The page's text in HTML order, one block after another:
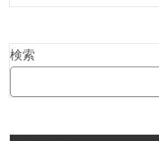
検索